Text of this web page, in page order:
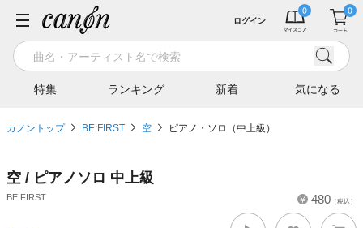
特集 ランキング 新着 気になる
ログイン
カノントップ BE:FIRST 空 ピアノ・ソロ（中上級）
空 / ピアノソロ 中上級
BE:FIRST 480 （税込）